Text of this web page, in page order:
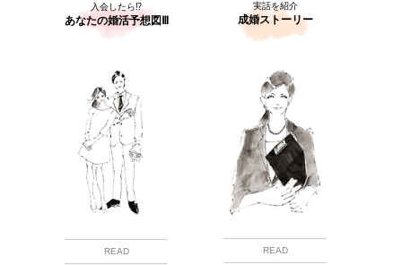
入会したら⁉
あなたの婚活予想図Ⅲ
READ
実話を紹介
成婚ストーリー
READ